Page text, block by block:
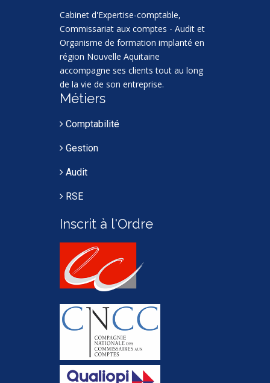
Cabinet d'Expertise-comptable,
Commissariat aux comptes - Audit et
Organisme de formation implanté en
région Nouvelle Aquitaine
accompagne ses clients tout au long
de la vie de son entreprise.
Métiers
Comptabilité
Gestion
Audit
RSE
Inscrit à l'Ordre